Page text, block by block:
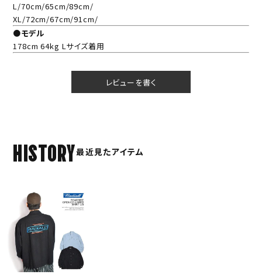
L/70cm/65cm/89cm/
XL/72cm/67cm/91cm/
●モデル
178cm 64kg Lサイズ着用
レビューを書く
HISTORY最近見たアイテム